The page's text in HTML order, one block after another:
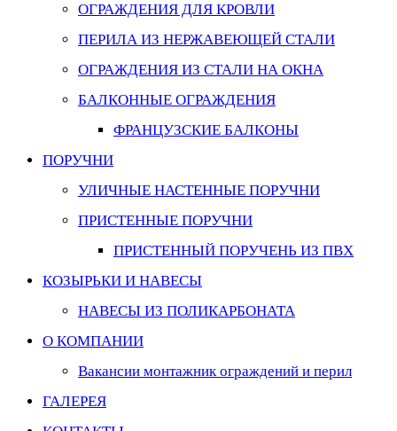
ОГРАЖДЕНИЯ ДЛЯ КРОВЛИ
ПЕРИЛА ИЗ НЕРЖАВЕЮЩЕЙ СТАЛИ
ОГРАЖДЕНИЯ ИЗ СТАЛИ НА ОКНА
БАЛКОННЫЕ ОГРАЖДЕНИЯ
ФРАНЦУЗСКИЕ БАЛКОНЫ
ПОРУЧНИ
УЛИЧНЫЕ НАСТЕННЫЕ ПОРУЧНИ
ПРИСТЕННЫЕ ПОРУЧНИ
ПРИСТЕННЫЙ ПОРУЧЕНЬ ИЗ ПВХ
КОЗЫРЬКИ И НАВЕСЫ
НАВЕСЫ ИЗ ПОЛИКАРБОНАТА
О КОМПАНИИ
Вакансии монтажник ограждений и перил
ГАЛЕРЕЯ